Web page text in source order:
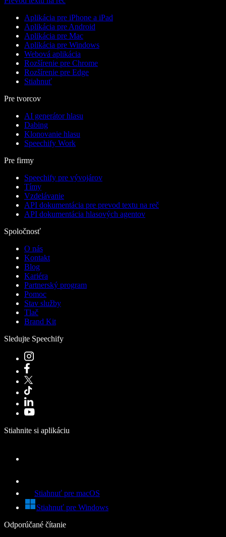
Aplikácia pre iPhone a iPad
Aplikácia pre Android
Aplikácia pre Mac
Aplikácia pre Windows
Webová aplikácia
Rozšírenie pre Chrome
Rozšírenie pre Edge
Stiahnuť
Pre tvorcov
AI generátor hlasu
Dabing
Klonovanie hlasu
Speechify Work
Pre firmy
Speechify pre vývojárov
Tímy
Vzdelávanie
API dokumentácia pre prevod textu na reč
API dokumentácia hlasových agentov
Spoločnosť
O nás
Kontakt
Blog
Kariéra
Partnerský program
Pomoc
Stav služby
Tlač
Brand Kit
Sledujte Speechify
Stiahnite si aplikáciu
Stiahnuť pre macOS
Stiahnuť pre Windows
Odporúčané čítanie